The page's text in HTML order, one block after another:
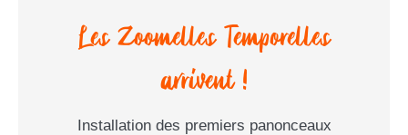
Les Zoomelles Temporelles
arrivent !
Installation des premiers panonceaux